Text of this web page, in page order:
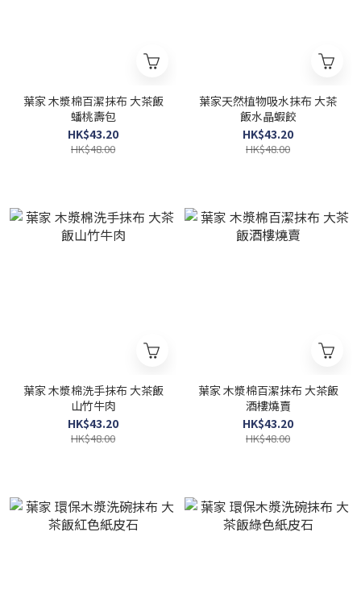
葉家 木漿棉百潔抹布 大茶飯
蟠桃壽包
HK$43.20
HK$48.00
葉家天然植物吸水抹布 大茶
飯水晶蝦餃
HK$43.20
HK$48.00
葉家 木漿棉洗手抹布 大茶飯
山竹牛肉
HK$43.20
HK$48.00
葉家 木漿棉百潔抹布 大茶飯
酒樓燒賣
HK$43.20
HK$48.00